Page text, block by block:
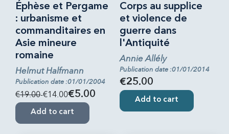
Éphèse et Pergame
: urbanisme et
commanditaires en
Asie mineure
romaine
Helmut Halfmann
Publication date :01/01/2004
€19.00-€14.00€5.00
Add to cart
Corps au supplice
et violence de
guerre dans
l'Antiquité
Annie Allély
Publication date :01/01/2014
€25.00
Add to cart